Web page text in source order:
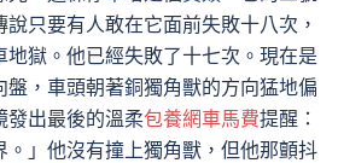
只要有人敢在它面前失敗十八次，
獄。他已經失敗了十七次。現在是
盤，車頭朝著銅獨角獸的方向猛地偏
發出最後的溫柔包養網車馬費提醒：
。」他沒有撞上獨角獸，但他那顫抖